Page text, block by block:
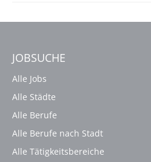
JOBSUCHE
Alle Jobs
Alle Städte
Alle Berufe
Alle Berufe nach Stadt
Alle Tätigkeitsbereiche